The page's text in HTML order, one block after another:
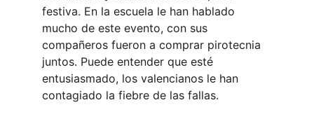
festiva. En la escuela le han hablado
mucho de este evento, con sus
compañeros fueron a comprar pirotecnia
juntos. Puede entender que esté
entusiasmado, los valencianos le han
contagiado la fiebre de las fallas.